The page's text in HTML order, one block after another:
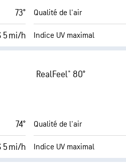
73°
5 mi/h
Qualité de l'air
Indice UV maximal
Index™
9 (Très
Couverture nuageuse
Plafond nuageux
RealFeel® 80°
74°
5 mi/h
Qualité de l'air
Indice UV maximal
Index™